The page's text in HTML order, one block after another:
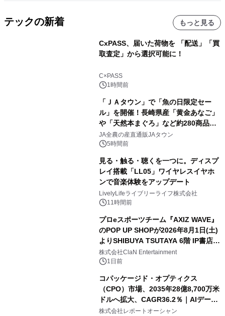
テックの新着 もっと見る
CxPASS、届いた荷物を 「配送」「買
取査定」から選択可能に！
C×PASS
1時間前
「ＪＡタウン」で「魚の日限定セー
ル」を開催！長崎県産「黄金あなご」
や「天然本まぐろ」など約280商品を
販売！～毎月１０日の定例企画～
JA全農の産直通販JAタウン
5時間前
見る・触る・聴くを一つに。ディスプ
レイ搭載「LL05」ワイヤレスイヤホ
ンで音楽体験をアップデート
LivelyLifeライブリーライフ株式会社
11時間前
プロeスポーツチーム『AXIZ WAVE』
のPOP UP SHOPが2026年8月1日(土)
よりSHIBUYA TSUTAYA 6階 IP書店で
開催決定！！
株式会社ClaN Entertainment
1日前
コパッケージド・オプティクス
（CPO）市場、2035年28億8,700万米
ドルへ拡大、CAGR36.2％｜AIデータ
センター・高速光通信需要が成長を加
株式会社レポートオーシャン